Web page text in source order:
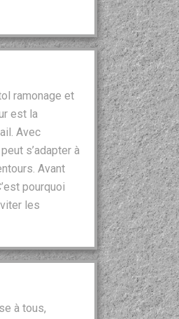
ramonage et
est la
Avec
s’adapter à
Avant
pourquoi
les
à tous,